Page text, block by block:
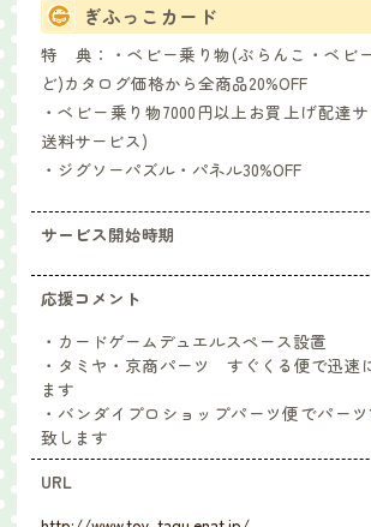
ぎふっこカード
特 典： ・ベビー乗り物(ぶらんこ・ベビ
ど)カタログ価格から全商品20%OFF
・ベビー乗り物7000円以上お買上げ配達
送料サービス)
・ジグソーパズル・パネル30%OFF
サービス開始時期
応援コメント
・カードゲームデュエルスペース設置
・タミヤ・京商パーツ すぐくる便で迅速
ます
・バンダイプロショップパーツ便でパー
致します
URL